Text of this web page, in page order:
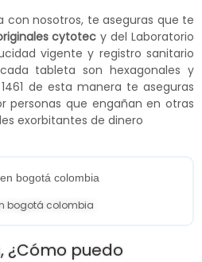
con nosotros, te aseguras que te
cytotec y del Laboratorio
vigente y registro sanitario
tableta son hexagonales y
de esta manera te aseguras
personas que engañan en otras
exorbitantes de dinero
bogotá colombia
¿Cómo puedo